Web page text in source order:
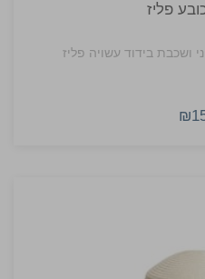
פליז
ושכבת בידוד עשויה פליז